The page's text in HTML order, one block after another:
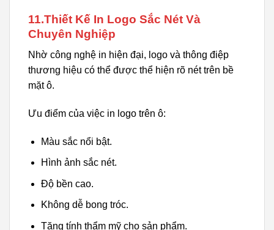
11.Thiết Kế In Logo Sắc Nét Và
Chuyên Nghiệp
Nhờ công nghệ in hiện đại, logo và thông điệp
thương hiệu có thể được thể hiện rõ nét trên bề
mặt ô.
Ưu điểm của việc in logo trên ô:
Màu sắc nổi bật.
Hình ảnh sắc nét.
Độ bền cao.
Không dễ bong tróc.
Tăng tính thẩm mỹ cho sản phẩm.